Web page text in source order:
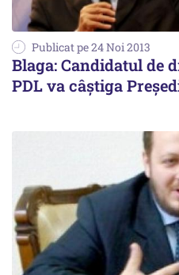
Publicat pe 24 Noi 2013
Blaga: Candidatul de
PDL va câștiga